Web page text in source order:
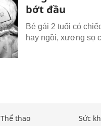
bớt đầu
Bé gái 2 tuổi có
hay ngồi, xương sọ
Thể thao Sức